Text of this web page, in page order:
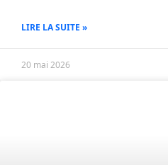
LIRE LA SUITE »
20 mai 2026